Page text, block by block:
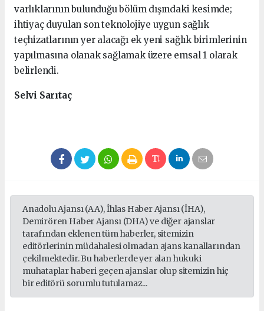
varlıklarının bulunduğu bölüm dışındaki kesimde;
ihtiyaç duyulan son teknolojiye uygun sağlık
teçhizatlarının yer alacağı ek yeni sağlık birimlerinin
yapılmasına olanak sağlamak üzere emsal 1 olarak
belirlendi.
Selvi Sarıtaç
Anadolu Ajansı (AA), İhlas Haber Ajansı (İHA),
Demirören Haber Ajansı (DHA) ve diğer ajanslar
tarafından eklenen tüm haberler, sitemizin
editörlerinin müdahalesi olmadan ajans kanallarından
çekilmektedir. Bu haberlerde yer alan hukuki
muhataplar haberi geçen ajanslar olup sitemizin hiç
bir editörü sorumlu tutulamaz...